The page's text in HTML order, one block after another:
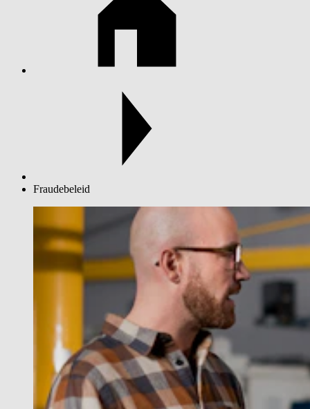
Fraudebeleid